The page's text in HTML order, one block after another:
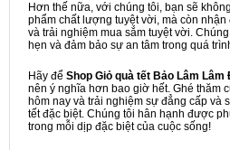
Hơn thế nữa, với chúng tôi, bạn sẽ
phẩm chất lượng tuyệt vời, mà còn
và trải nghiệm mua sắm tuyệt vời.
hẹn và đảm bảo sự an tâm trong quá
Hãy để Shop Giỏ quà tết Bảo Lâm Lâm
nên ý nghĩa hơn bao giờ hết. Ghé thăm
hôm nay và trải nghiệm sự đẳng cấp và
tết đặc biệt. Chúng tôi hân hạnh được
trong mỗi dịp đặc biệt của cuộc sống!